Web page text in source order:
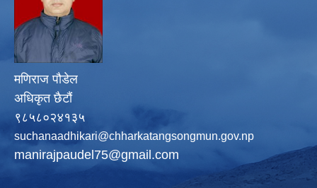
मणिराज पौडेल
अधिकृत छैटौं
९८५८०२४१३५
suchanaadhikari@chharkatangsongmun.gov.np
manirajpaudel75@gmail.com